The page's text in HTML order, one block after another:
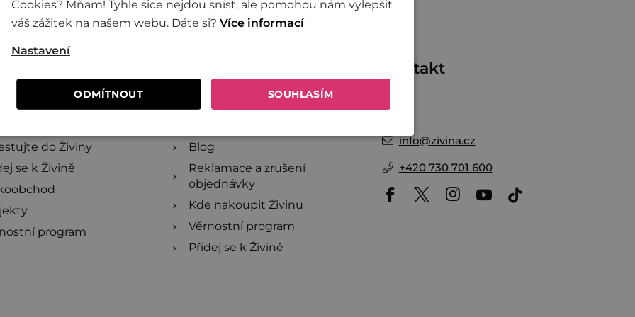
do Živiny
se k Živině
program
Blog
Reklamace a zrušení
objednávky
Kde nakoupit Živinu
Věrnostní program
Přidej se k Živině
Kontakt
info@zivina.cz
+420 730 701 600
Cookies? Mňam! Tyhle sice nejdou sníst, ale pomohou nám vylepšit
váš zážitek na našem webu. Dáte si? Více informací
SOUHLASÍM
ODMÍTNOUT
Nastavení